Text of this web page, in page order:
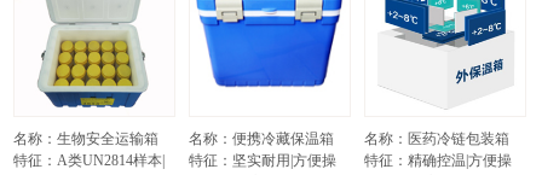
名称：生物安全运输箱
特征：A类UN2814样本|
名称：便携冷藏保温箱
特征：坚实耐用|方便操
名称：医药冷链包装箱
特征：精确控温|方便操